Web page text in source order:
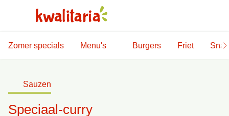
Zomer specials Menu's Burgers Friet
Sauzen
Speciaal-curry